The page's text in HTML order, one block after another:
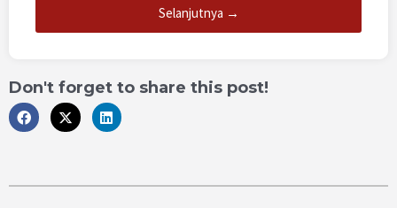
Selanjutnya →
Don't forget to share this post!